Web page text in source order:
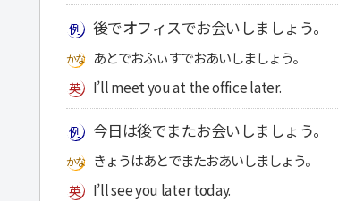
後でオフィスでお会いしましょう。
あとでおふぃすでおあいしましょう。
I’ll meet you at the office later.
今日は後でまたお会いしましょう。
きょうはあとでまたおあいしましょう。
I’ll see you later today.